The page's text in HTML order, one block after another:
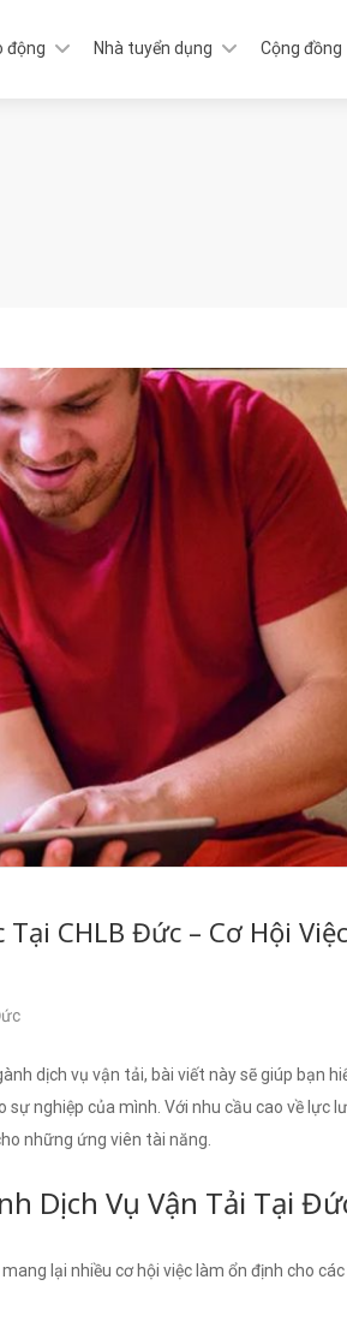
động Nhà tuyển dụng Cộng đồng
CHLB Đức – Cơ Hội Việc
dịch vụ vận tải, bài viết này sẽ giúp bạn
nghiệp của mình. Với nhu cầu cao về lực
những ứng viên tài năng.
Dịch Vụ Vận Tải Tại
lại nhiều cơ hội việc làm ổn định cho các